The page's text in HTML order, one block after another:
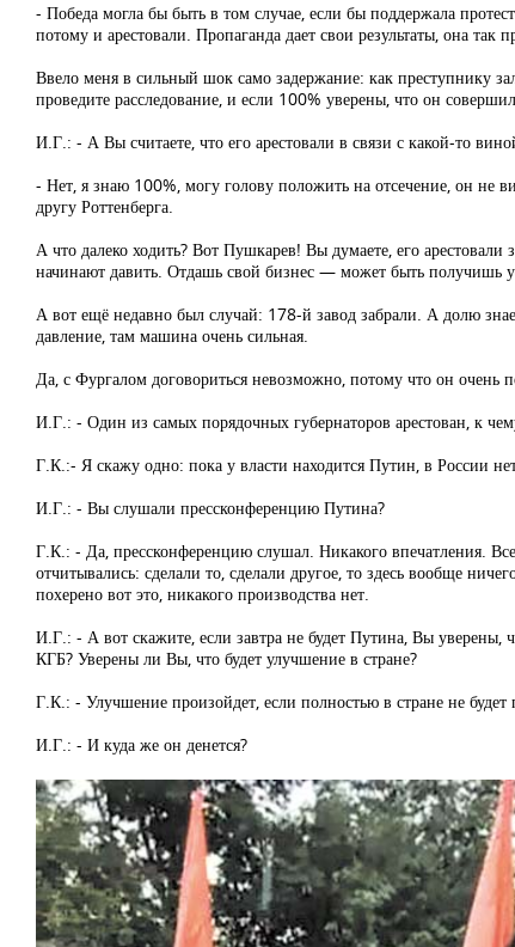
- Победа могла бы быть в том случае, если бы поддержала
потому и арестовали. Пропаганда дает свои результаты, она так
Ввело меня в сильный шок само задержание: как преступнику
проведите расследование, и если 100% уверены, что он
И.Г.: - А Вы считаете, что его арестовали в связи с какой-то
- Нет, я знаю 100%, могу голову положить на отсечение, он не
другу Роттенберга.
А что далеко ходить? Вот Пушкарев! Вы думаете, его
начинают давить. Отдашь свой бизнес — может быть получишь
А вот ещё недавно был случай: 178-й завод забрали. А долю
давление, там машина очень сильная.
Да, с Фургалом договориться невозможно, потому что он очень
И.Г.: - Один из самых порядочных губернаторов арестован, к
Г.К.:- Я скажу одно: пока у власти находится Путин, в России
И.Г.: - Вы слушали прессконференцию Путина?
Г.К.: - Да, прессконференцию слушал. Никакого впечатления.
отчитывались: сделали то, сделали другое, то здесь вообще
похерено вот это, никакого производства нет.
И.Г.: - А вот скажите, если завтра не будет Путина, Вы уверены,
КГБ? Уверены ли Вы, что будет улучшение в стране?
Г.К.: - Улучшение произойдет, если полностью в стране не будет
И.Г.: - И куда же он денется?